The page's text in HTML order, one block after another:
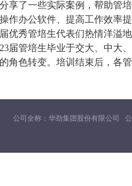
享了一些实际案例，帮助管
作办公软件、提高工作效率
秀管培生代表们热情洋溢地
届管培生毕业于交大、中大
角色转变。培训结束后，各
公司全称：华劲集团股份有限公司 公